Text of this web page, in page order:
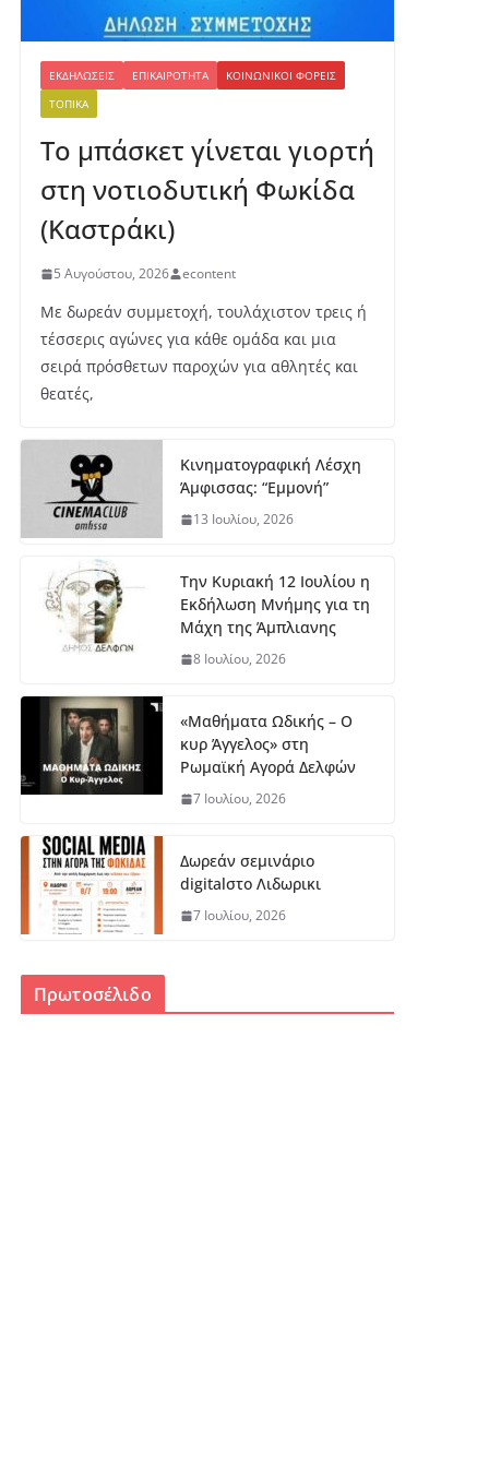
ΕΚΔΗΛΏΣΕΙΣ ΕΠΙΚΑΙΡΌΤΗΤΑ
ΚΟΙΝΩΝΙΚΟΊ ΦΟΡΕΊΣ
ΤΟΠΙΚΆ
Το μπάσκετ γίνεται γιορτή
στη νοτιοδυτική Φωκίδα
(Καστράκι)
5 Αυγούστου, 2026 econtent
Με δωρεάν συμμετοχή, τουλάχιστον τρεις ή
τέσσερις αγώνες για κάθε ομάδα και μια
σειρά πρόσθετων παροχών για αθλητές και
θεατές,
Κινηματογραφική Λέσχη
Άμφισσας: “Εμμονή”
13 Ιουλίου, 2026
Την Κυριακή 12 Ιουλίου η
Εκδήλωση Μνήμης για τη
Μάχη της Άμπλιανης
8 Ιουλίου, 2026
«Μαθήματα Ωδικής – Ο
κυρ Άγγελος» στη
Ρωμαϊκή Αγορά Δελφών
7 Ιουλίου, 2026
Δωρεάν σεμινάριο
digitalστο Λιδωρικι
7 Ιουλίου, 2026
Πρωτοσέλιδο